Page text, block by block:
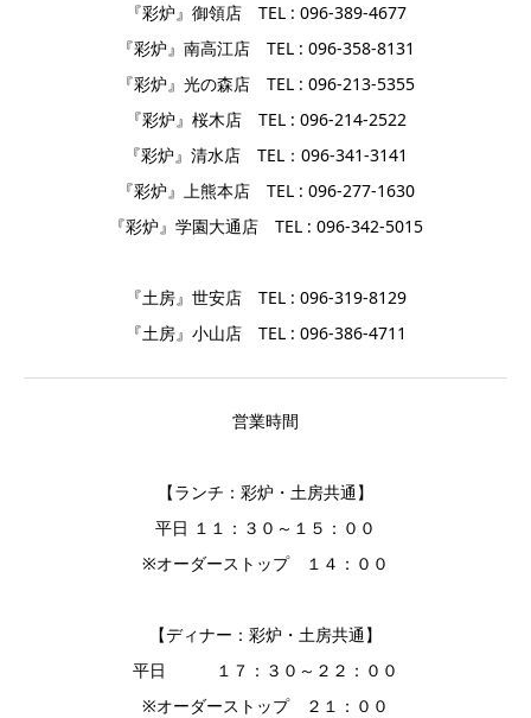
『彩炉』御領店 TEL : 096-389-4677
『彩炉』南高江店 TEL : 096-358-8131
『彩炉』光の森店 TEL : 096-213-5355
『彩炉』桜木店 TEL : 096-214-2522
『彩炉』清水店 TEL：096-341-3141
『彩炉』上熊本店 TEL : 096-277-1630
『彩炉』学園大通店 TEL : 096-342-5015
『土房』世安店 TEL : 096-319-8129
『土房』小山店 TEL : 096-386-4711
営業時間
【ランチ：彩炉・土房共通】
平日 １１：３０～１５：００
※オーダーストップ １４：００
【ディナー：彩炉・土房共通】
平日 １７：３０～２２：００
※オーダーストップ ２１：００